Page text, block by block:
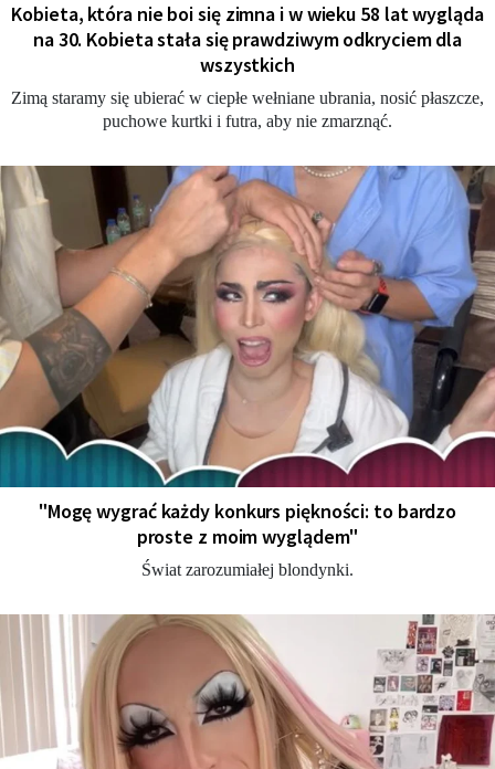
Kobieta, która nie boi się zimna i w wieku 58 lat wygląda
na 30. Kobieta stała się prawdziwym odkryciem dla
wszystkich
Zimą staramy się ubierać w ciepłe wełniane ubrania, nosić płaszcze,
puchowe kurtki i futra, aby nie zmarznąć.
"Mogę wygrać każdy konkurs piękności: to bardzo
proste z moim wyglądem"
Świat zarozumiałej blondynki.